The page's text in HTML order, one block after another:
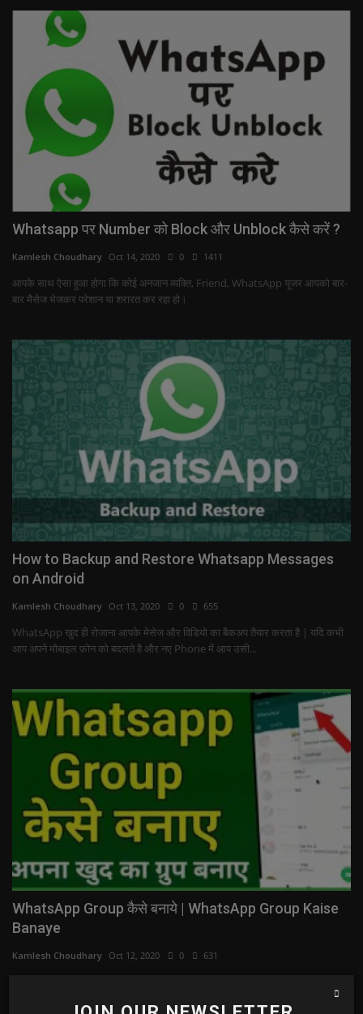
Whatsapp पर Number को Block और Unblock कैसे करें ?
Kamlesh Choudhary Oct 14, 2020 0 1411
आपके साथ ऐसा हुआ होगा कि कोई अनजान व्यक्ति, Friend, WhatsApp यूजर आपको बार-
बार मैसेज भेजकर परेशान या शरारत कर रहा हो।
How to Backup and Restore Whatsapp Messages
on Android
Kamlesh Choudhary Oct 13, 2020 0 655
WhatsApp खुद ही रोजाना आपके मेसेज और विडियो का बैकअप तैयार करता है | यदि कभी
आप अपने मोबाइल फ़ोन को बदलते है और नए Phone में आप उसी...
WhatsApp Group कैसे बनाये | WhatsApp Group Kaise
Banaye
Kamlesh Choudhary Oct 12, 2020 0 631